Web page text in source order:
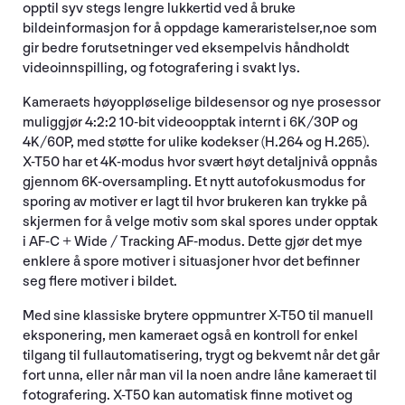
opptil syv stegs lengre lukkertid ved å bruke
bildeinformasjon for å oppdage kameraristelser,noe som
gir bedre forutsetninger ved eksempelvis håndholdt
videoinnspilling, og fotografering i svakt lys.
Kameraets høyoppløselige bildesensor og nye prosessor
muliggjør 4:2:2 10-bit videoopptak internt i 6K/30P og
4K/60P, med støtte for ulike kodekser (H.264 og H.265).
X-T50 har et 4K-modus hvor svært høyt detaljnivå oppnås
gjennom 6K-oversampling. Et nytt autofokusmodus for
sporing av motiver er lagt til hvor brukeren kan trykke på
skjermen for å velge motiv som skal spores under opptak
i AF-C + Wide / Tracking AF-modus. Dette gjør det mye
enklere å spore motiver i situasjoner hvor det befinner
seg flere motiver i bildet.
Med sine klassiske brytere oppmuntrer X-T50 til manuell
eksponering, men kameraet også en kontroll for enkel
tilgang til fullautomatisering, trygt og bekvemt når det går
fort unna, eller når man vil la noen andre låne kameraet til
fotografering. X-T50 kan automatisk finne motivet og